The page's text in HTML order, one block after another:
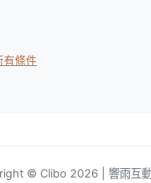
有條件
© Clibo 2026 | 響雨互動